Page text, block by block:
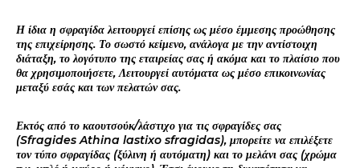
Η ίδια η σφραγίδα λειτουργεί επίσης ως μέσο έμμεσης προώθησης
της επιχείρησης. Το σωστό κείμενο, ανάλογα με την αντίστοιχη
διάταξη, το λογότυπο της εταιρείας σας ή ακόμα και το πλαίσιο που
θα χρησιμοποιήσετε, Λειτουργεί αυτόματα ως μέσο επικοινωνίας
μεταξύ εσάς και των πελατών σας.
Εκτός από το καουτσούκ/λάστιχο για τις σφραγίδες σας
(Sfragides Athina lastixo sfragidas), μπορείτε να επιλέξετε
τον τύπο σφραγίδας (ξύλινη ή αυτόματη) και το μελάνι σας (χρώμα